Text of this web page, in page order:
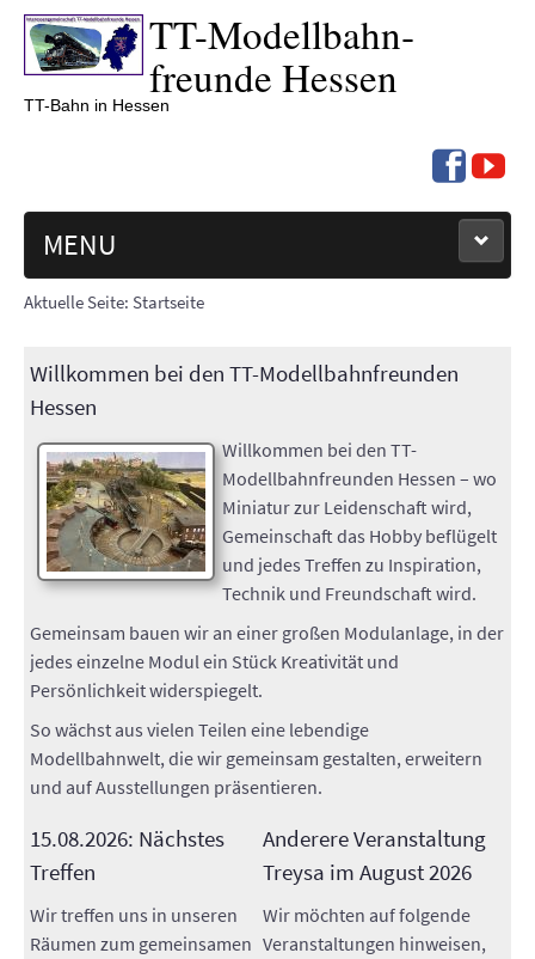
TT-Modell­bahn­
freunde Hessen
TT-Bahn in Hessen
MENU
NEUIGKEITEN
TERMINE '26
ÜBER UNS
AUSSTELLUNGEN
KONTAKT
SUCHE
INTERN
Aktuelle Seite: Startseite
Willkommen bei den TT-Modellbahnfreunden
Hessen
Willkommen bei den TT-
Modellbahnfreunden Hessen – wo
Miniatur zur Leidenschaft wird,
Gemeinschaft das Hobby beflügelt
und jedes Treffen zu Inspiration,
Technik und Freundschaft wird.
Gemeinsam bauen wir an einer großen Modulanlage, in der
jedes einzelne Modul ein Stück Kreativität und
Persönlichkeit widerspiegelt.
So wächst aus vielen Teilen eine lebendige
Modellbahnwelt, die wir gemeinsam gestalten, erweitern
und auf Ausstellungen präsentieren.
15.08.2026: Nächstes
Treffen
Wir treffen uns in unseren
Räumen zum gemeinsamen
Anderere Veranstaltung
Treysa im August 2026
Wir möchten auf folgende
Veranstaltungen hinweisen,